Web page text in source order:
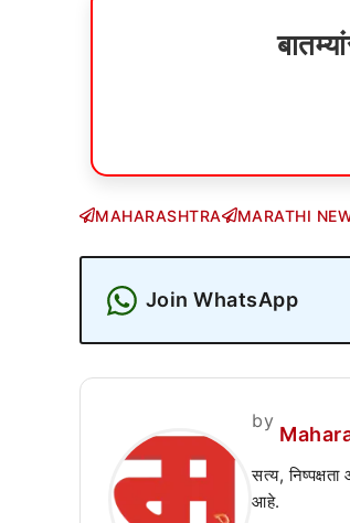
MAHARASHTRA MARATHI
Join WhatsApp
by
सत्य,
आहे.